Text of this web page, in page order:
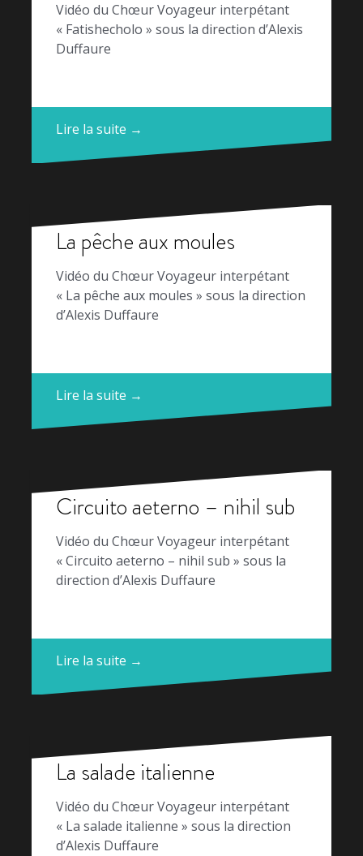
Vidéo du Chœur Voyageur interpétant
« Fatishecholo » sous la direction d’Alexis
Duffaure
Lire la suite →
La pêche aux moules
Vidéo du Chœur Voyageur interpétant
« La pêche aux moules » sous la direction
d’Alexis Duffaure
Lire la suite →
Circuito aeterno – nihil sub
Vidéo du Chœur Voyageur interpétant
« Circuito aeterno – nihil sub » sous la
direction d’Alexis Duffaure
Lire la suite →
La salade italienne
Vidéo du Chœur Voyageur interpétant
« La salade italienne » sous la direction
d’Alexis Duffaure